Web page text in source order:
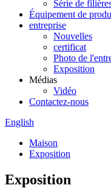
Série de
Équipement de
entreprise
Nouvelles
certificat
Photo de
Exposition
Médias
Vidéo
Contactez-nous
English
Maison
Exposition
Exposition